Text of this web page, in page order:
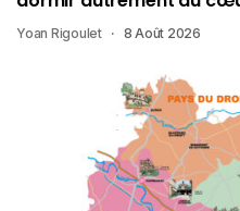
Yoan Rigoulet 8 Août 2026